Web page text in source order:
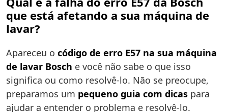
que está afetando a sua máquina de
lavar?
Apareceu o código de erro E57 na sua máquina
de lavar Bosch e você não sabe o que isso
significa ou como resolvê-lo. Não se preocupe,
preparamos um pequeno guia com dicas para
ajudar a entender o problema e resolvê-lo.